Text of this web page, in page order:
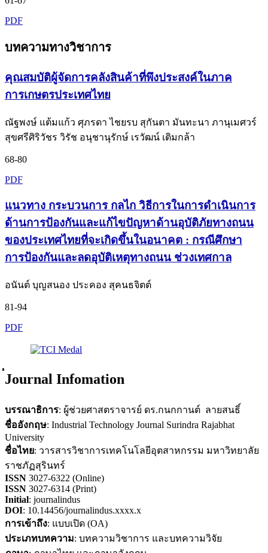
PDF
บทความทางวิชาการ
คุณสมบัติผู้จัดการคลังสินค้าที่พึงประสงค์ในภาค
การเกษตรประเทศไทย
ณัฐพงษ์ แต้มแก้ว ศุภรดา ไชยรบ สุกันตา มันทะนา ภานุเมศวร์
สุขศรีศิริวัชร วิรัช อนุชานุรักษ์ เรวัฒน์ เติมกล้า
68-80
PDF
แนวทาง กระบวนการ กลไก วิธีการในการดำเนินการ
ด้านการป้องกันและแก้ไขปัญหาด้านอุบัติภัยทางถนน
ของประเทศไทยที่จะเกิดขึ้นในอนาคต : กรณีศึกษา
การป้องกันและลดอุบัติเหตุทางถนน ช่วงเทศกาล
อนันต์ บุญสนอง ประคอง สุคนธจิตต์
81-94
PDF
่Journal Infomation
บรรณาธิการ: ผู้ช่วยศาสตราจารย์ ดร.กนกกานต์ ลายสนธิ์
ชื่ออังกฤษ: Industrial Technology Journal Surindra Rajabhat
University
ชื่อไทย: วารสารวิชาการเทคโนโลยีอุตสาหกรรม มหาวิทยาลัย
ราชภัฏสุรินทร์
ISSN 3027-6322 (Online)
ISSN 3027-6314 (Print)
Initial: journalindus
DOI: 10.14456/journalindus.xxxx.x
การเข้าถึง: แบบเปิด (OA)
ประเภทบทความ: บทความวิชาการ และบทความวิจัย